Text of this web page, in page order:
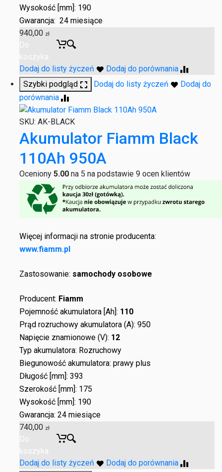
Wysokość [mm]: 190
Gwarancja: 24 miesiące
940,00 zł
Do
koszyka
Dodaj do listy życzeń
Dodaj do porównania
Szybki podgląd
Dodaj do listy życzeń
Dodaj do
porównania
SKU: AK-BLACK
Akumulator Fiamm Black
110Ah 950A
Oceniony 5.00 na 5 na podstawie 9 ocen klientów
Więcej informacji na stronie producenta:
www.fiamm.pl
Zastosowanie: samochody osobowe
Producent: Fiamm
Pojemność akumulatora [Ah]: 110
Prąd rozruchowy akumulatora (A): 950
Napięcie znamionowe (V): 12
Typ akumulatora: Rozruchowy
Biegunowość akumulatora: prawy plus
Długość [mm]: 393
Szerokość [mm]: 175
Wysokość [mm]: 190
Gwarancja: 24 miesiące
740,00 zł
Do
koszyka
Dodaj do listy życzeń
Dodaj do porównania